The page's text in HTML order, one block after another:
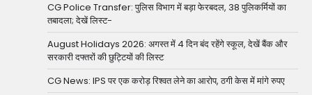
CG Police Transfer: पुलिस विभाग में बड़ा फेरबदल, 38 पुलिकर्मियों का
तबादला; देखें लिस्ट-
August Holidays 2026: अगस्त में 4 दिन बंद रहेंगे स्कूल, देखें बैंक और
सरकारी दफ्तरों की छुट्टियों की लिस्ट
CG News: IPS पर एक करोड़ रिश्वत लेने का आरोप, ठगी केस में मांगे रुपए